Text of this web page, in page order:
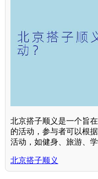
北京搭子顺义是一个旨
的活动，参与者可以根
活动，如健身、旅游、
北京搭子顺义